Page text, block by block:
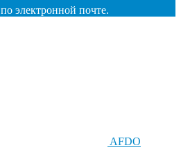
электронной почте.
AFDO